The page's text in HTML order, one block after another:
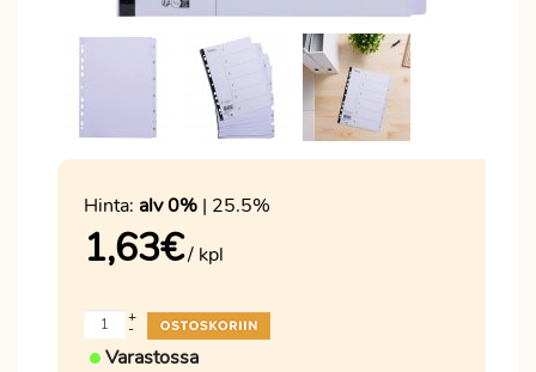
Hinta: alv 0% | 25.5%
1,63€/ kpl
-
+
Varastossa